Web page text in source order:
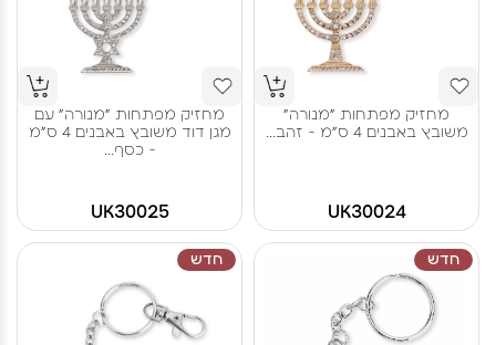
מחזיק מפתחות "מנורה"
משובץ באבנים 4 ס"מ - זהב...
UK30024
מחזיק מפתחות "מנורה" עם
מגן דוד משובץ באבנים 4 ס"מ
- כסף...
UK30025
חדש חדש